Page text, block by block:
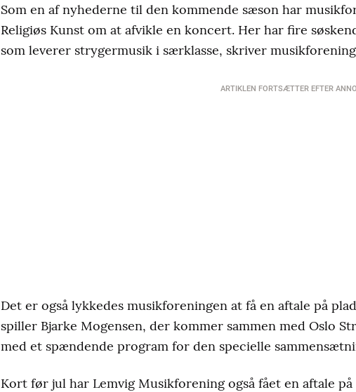
Som en af nyhederne til den kommende sæson har
Religiøs Kunst om at afvikle en koncert. Her har fire
som leverer strygermusik i særklasse, skriver
ARTIKLEN FORTSÆTTER EFTER
Det er også lykkedes musikforeningen at få en aftale på
spiller Bjarke Mogensen, der kommer sammen med Oslo
med et spændende program for den specielle
Kort før jul har Lemvig Musikforening også fået en aftale